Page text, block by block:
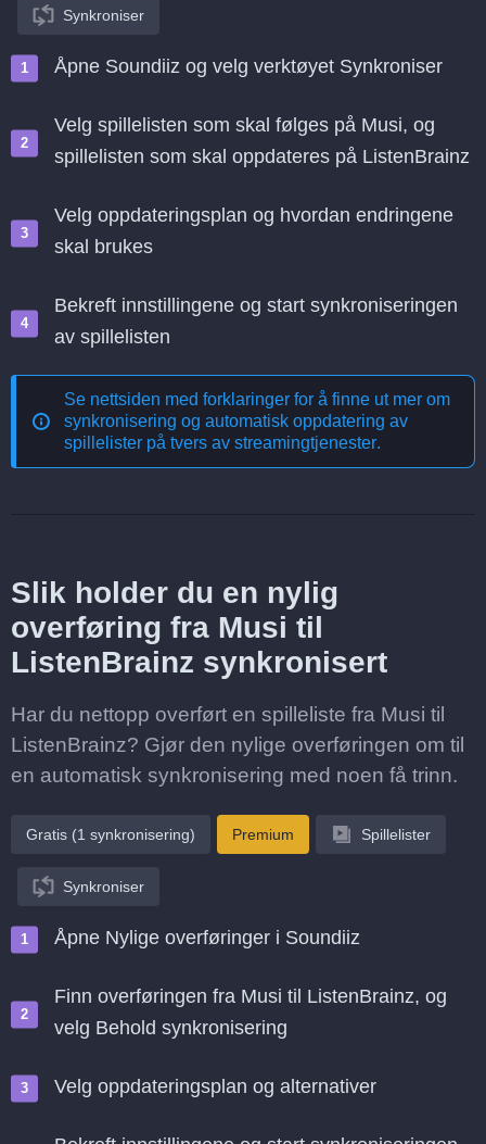
Synkroniser
Åpne Soundiiz og velg verktøyet Synkroniser
Velg spillelisten som skal følges på Musi, og
spillelisten som skal oppdateres på ListenBrainz
Velg oppdateringsplan og hvordan endringene
skal brukes
Bekreft innstillingene og start synkroniseringen
av spillelisten
Se nettsiden med forklaringer for å finne ut mer om
synkronisering og automatisk oppdatering av
spillelister på tvers av streamingtjenester.
Slik holder du en nylig
overføring fra Musi til
ListenBrainz synkronisert
Har du nettopp overført en spilleliste fra Musi til
ListenBrainz? Gjør den nylige overføringen om til
en automatisk synkronisering med noen få trinn.
Gratis (1 synkronisering) Premium Spillelister
Synkroniser
Åpne Nylige overføringer i Soundiiz
Finn overføringen fra Musi til ListenBrainz, og
velg Behold synkronisering
Velg oppdateringsplan og alternativer